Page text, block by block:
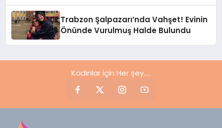
Trabzon Şalpazarı’nda Vahşet! Evinin
Önünde Vurulmuş Halde Bulundu
Kadınlar için Her şey.....